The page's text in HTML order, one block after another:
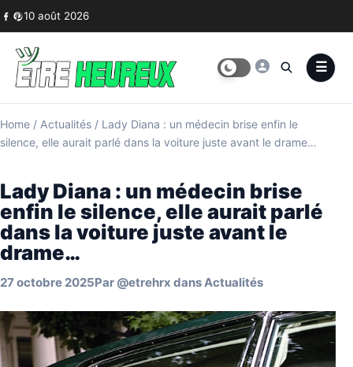
Skip to content
10 août 2026
Home / Actualités / Lady Diana : un médecin brise enfin le
silence, elle aurait parlé dans la voiture juste avant le drame…
Lady Diana : un médecin brise
enfin le silence, elle aurait parlé
dans la voiture juste avant le
drame…
27 octobre 2025Par @etrehrx dansActualités